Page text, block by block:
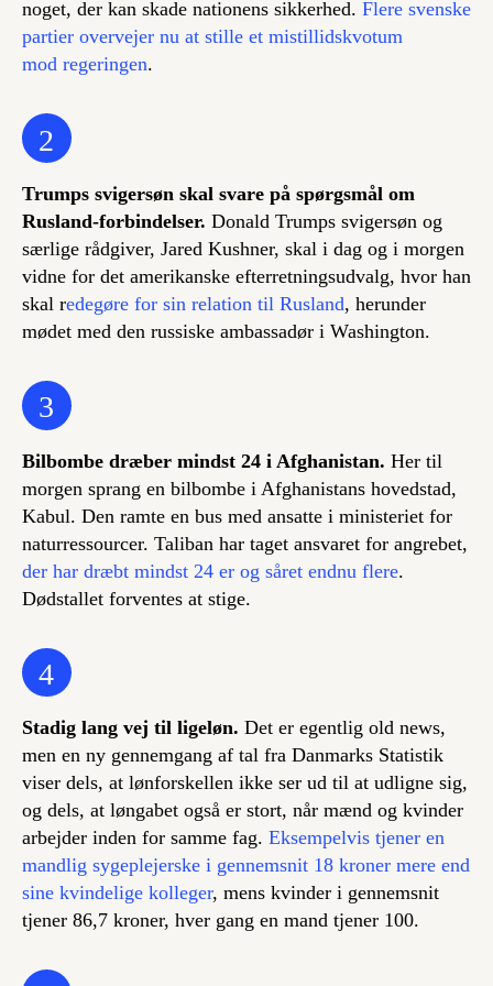
noget, der kan skade nationens sikkerhed. Flere svenske
partier overvejer nu at stille et mistillidskvotum
mod regeringen.
2
Trumps svigersøn skal svare på spørgsmål om
Rusland-forbindelser. Donald Trumps svigersøn og
særlige rådgiver, Jared Kushner, skal i dag og i morgen
vidne for det amerikanske efterretningsudvalg, hvor han
skal redegøre for sin relation til Rusland, herunder
mødet med den russiske ambassadør i Washington.
3
Bilbombe dræber mindst 24 i Afghanistan. Her til
morgen sprang en bilbombe i Afghanistans hovedstad,
Kabul. Den ramte en bus med ansatte i ministeriet for
naturressourcer. Taliban har taget ansvaret for angrebet,
der har dræbt mindst 24 er og såret endnu flere.
Dødstallet forventes at stige.
4
Stadig lang vej til ligeløn. Det er egentlig old news,
men en ny gennemgang af tal fra Danmarks Statistik
viser dels, at lønforskellen ikke ser ud til at udligne sig,
og dels, at løngabet også er stort, når mænd og kvinder
arbejder inden for samme fag. Eksempelvis tjener en
mandlig sygeplejerske i gennemsnit 18 kroner mere end
sine kvindelige kolleger, mens kvinder i gennemsnit
tjener 86,7 kroner, hver gang en mand tjener 100.